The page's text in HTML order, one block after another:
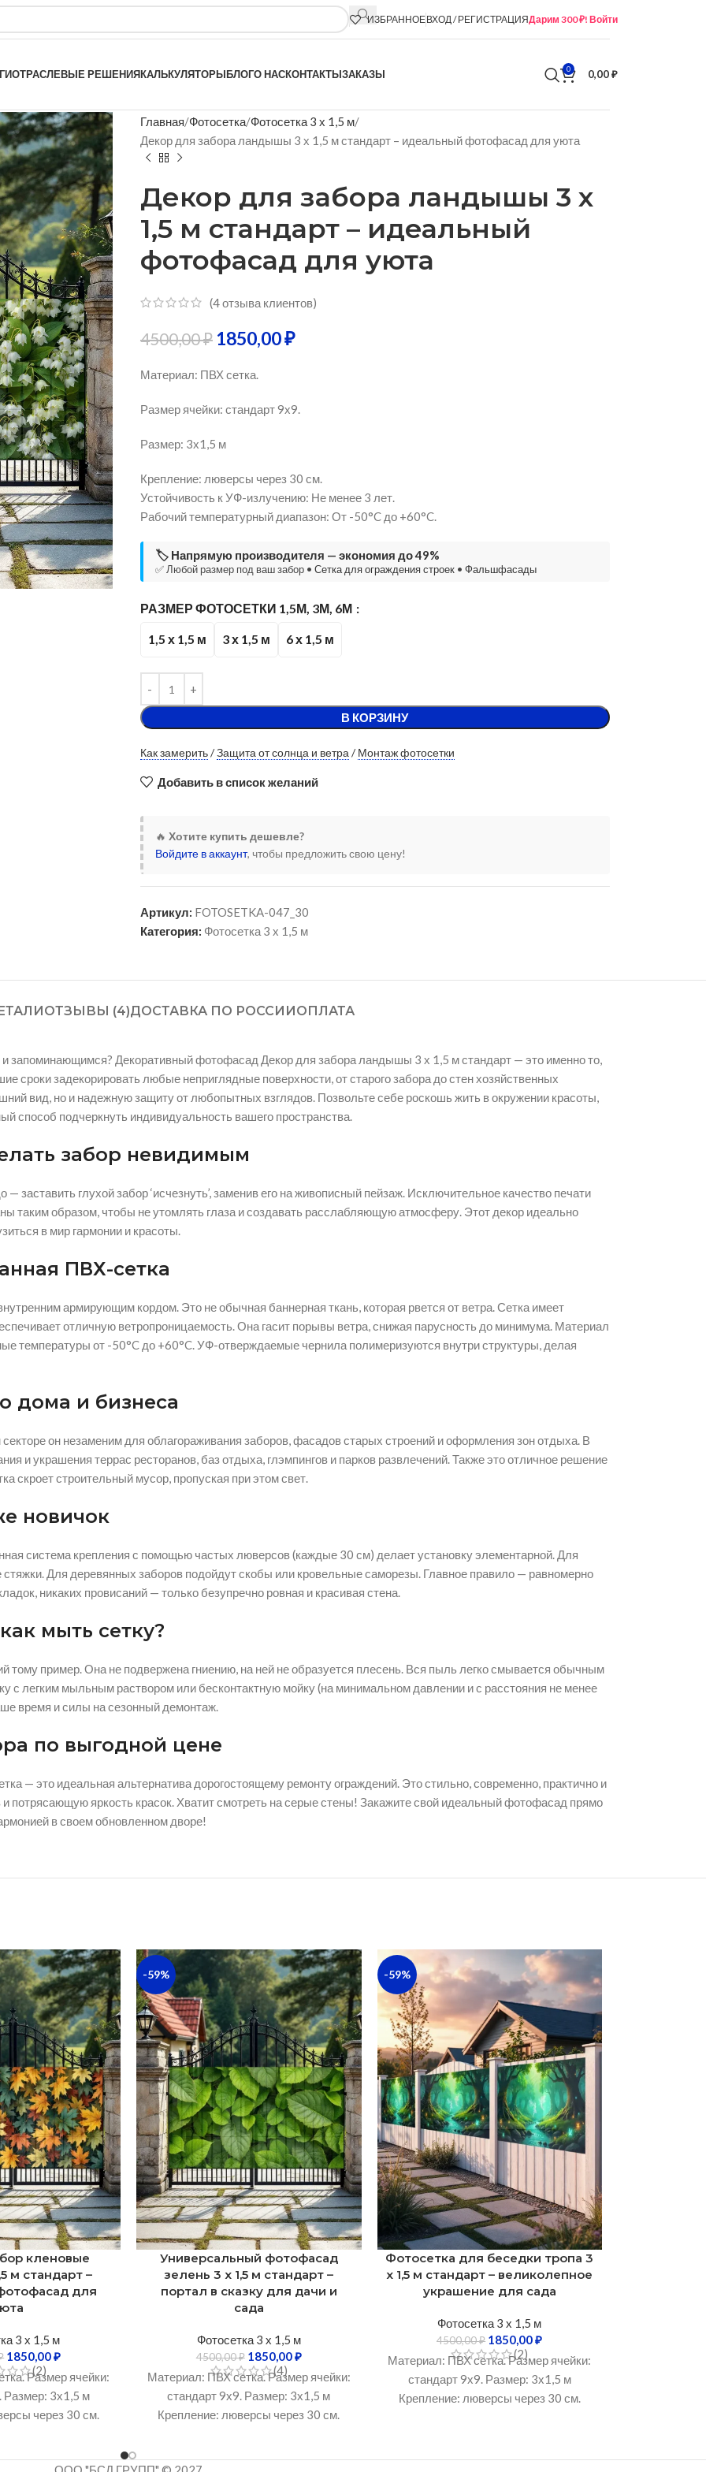
ИЗБРАННОЕВХОД / РЕГИСТРАЦИЯДарим 300 ₽! Войти
ОТРАСЛЕВЫЕ РЕШЕНИЯКАЛЬКУЛЯТОРЫБЛОГО НАСКОНТАКТЫЗАКАЗЫ 0 0,00₽
Главная Фотосетка Фотосетка 3 х 1,5 м
Декор для забора ландышы 3 х 1,5 м стандарт – идеальный фотофасад для уюта
Декор для забора ландышы 3 х
1,5 м стандарт – идеальный
фотофасад для уюта
(4отзыва клиентов)
4500,00₽ 1850,00₽
Материал: ПВХ сетка.
Размер ячейки: стандарт 9х9.
Размер: 3х1,5 м
Крепление: люверсы через 30 см.
Устойчивость к УФ-излучению: Не менее 3 лет.
Рабочий температурный диапазон: От -50°C до +60°C.
🏷️ Напрямую производителя — экономия до 49%
✅ Любой размер под ваш забор • Сетка для ограждения строек• Фальшфасады
РАЗМЕР ФОТОСЕТКИ 1,5М, 3М, 6М
1,5 х 1,5 м 3 х 1,5 м 6 х 1,5 м
В КОРЗИНУ
Как замерить/Защита от солнца и ветра /Монтаж фотосетки
Добавить в список желаний
🔥 Хотите купить дешевле?
Войдите в аккаунт, чтобы предложить свою цену!
Артикул: FOTOSETKA-047_30
Категория: Фотосетка 3 х 1,5 м
ОТЗЫВЫ (4)ДОСТАВКА ПО РОССИИ ОПЛАТА
запоминающимся? Декоративный фотофасад Декор для забора ландышы 3 х 1,5 м стандарт — это именно то,
сроки задекорировать любые неприглядные поверхности, от старого забора до стен хозяйственных
вид, но и надежную защиту от любопытных взглядов. Позвольте себе роскошь жить в окружении красоты,
способ подчеркнуть индивидуальность вашего пространства.
забор невидимым
глухой забор ‘исчезнуть’, заменив его на живописный пейзаж. Исключительное качество печати
таким образом, чтобы не утомлять глаза и создавать расслабляющую атмосферу. Этот декор идеально
в мир гармонии и красоты.
ПВХ-сетка
армирующим кордом. Это не обычная баннерная ткань, которая рвется от ветра. Сетка имеет
отличную ветропроницаемость. Она гасит порывы ветра, снижая парусность до минимума. Материал
температуры от -50°C до +60°C. УФ-отверждаемые чернила полимеризуются внутри структуры, делая
дома и бизнеса
он незаменим для облагораживания заборов, фасадов старых строений и оформления зон отдыха. В
и украшения террас ресторанов, баз отдыха, глэмпингов и парков развлечений. Также это отличное решение
скроет строительный мусор, пропуская при этом свет.
новичок
система крепления с помощью частых люверсов (каждые 30 см) делает установку элементарной. Для
Для деревянных заборов подойдут скобы или кровельные саморезы. Главное правило — равномерно
никаких провисаний — только безупречно ровная и красивая стена.
мыть сетку?
пример. Она не подвержена гниению, на ней не образуется плесень. Вся пыль легко смывается обычным
с легким мыльным раствором или бесконтактную мойку (на минимальном давлении и с расстояния не менее
время и силы на сезонный демонтаж.
по выгодной цене
— это идеальная альтернатива дорогостоящему ремонту ограждений. Это стильно, современно, практично и
потрясающую яркость красок. Хватит смотреть на серые стены! Закажите свой идеальный фотофасад прямо
в своем обновленном дворе!
кленовые
м стандарт –
для
3 х 1,5 м
1850,00₽
(2)
Размер ячейки:
Размер: 3х1,5 м
через 30 см.
-59%
Универсальный фотофасад
зелень 3 х 1,5 м стандарт –
портал в сказку для дачи и
сада
Фотосетка 3 х 1,5 м
4500,00₽ 1850,00₽
(4)
Материал: ПВХ сетка. Размер ячейки:
стандарт 9х9. Размер: 3х1,5 м
Крепление: люверсы через 30 см.
-59%
Фотосетка для беседки тропа 3
х 1,5 м стандарт – великолепное
украшение для сада
Фотосетка 3 х 1,5 м
4500,00₽ 1850,00₽
(2)
Материал: ПВХ сетка. Размер ячейки:
стандарт 9х9. Размер: 3х1,5 м
Крепление: люверсы через 30 см.